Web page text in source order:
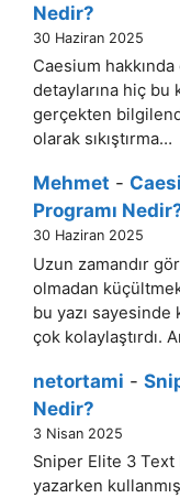
Nedir?
30 Haziran 2025
Caesium
detaylarına hiç bu
gerçekten
olarak sıkıştırma…
Mehmet -
Programı
30 Haziran 2025
Uzun zamandır
olmadan
bu yazı
çok kolaylaştırdı.
netortami -
Nedir?
3 Nisan 2025
Sniper Elite 3 Text
yazarken